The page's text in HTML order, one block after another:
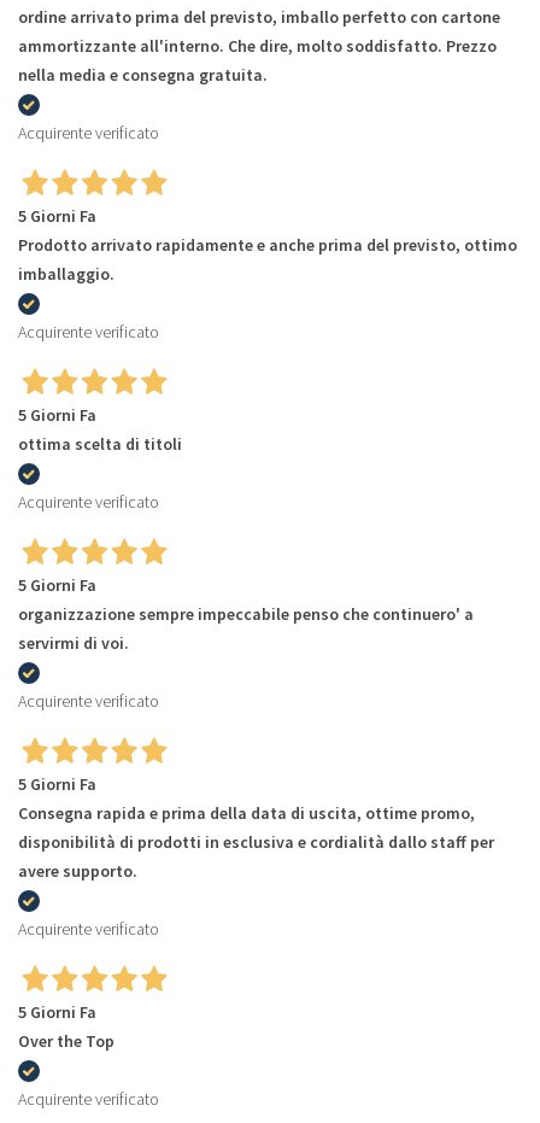
ordine arrivato prima del previsto, imballo perfetto con cartone
ammortizzante all'interno. Che dire, molto soddisfatto. Prezzo
nella media e consegna gratuita.
Acquirente verificato
5 Giorni Fa
Prodotto arrivato rapidamente e anche prima del previsto, ottimo
imballaggio.
Acquirente verificato
5 Giorni Fa
ottima scelta di titoli
Acquirente verificato
5 Giorni Fa
organizzazione sempre impeccabile penso che continuero' a
servirmi di voi.
Acquirente verificato
5 Giorni Fa
Consegna rapida e prima della data di uscita, ottime promo,
disponibilità di prodotti in esclusiva e cordialità dallo staff per
avere supporto.
Acquirente verificato
5 Giorni Fa
Over the Top
Acquirente verificato